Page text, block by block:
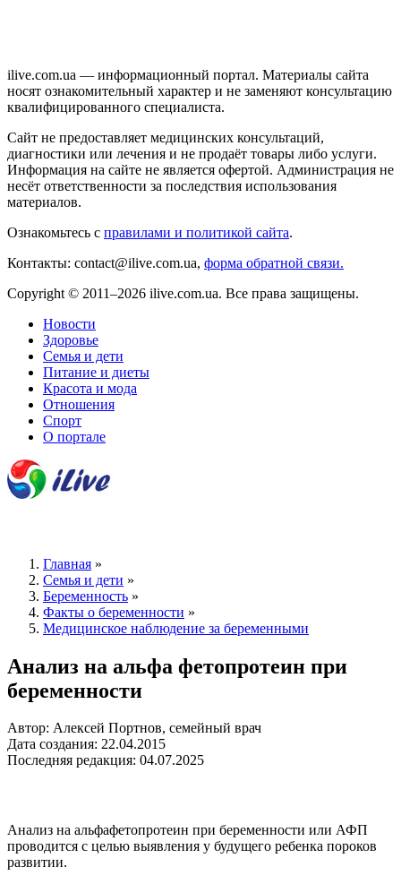
ilive.com.ua — информационный портал. Материалы сайта
носят ознакомительный характер и не заменяют консультацию
квалифицированного специалиста.
Сайт не предоставляет медицинских консультаций,
диагностики или лечения и не продаёт товары либо услуги.
Информация на сайте не является офертой. Администрация не
несёт ответственности за последствия использования
материалов.
Ознакомьтесь с правилами и политикой сайта.
Контакты: contact@ilive.com.ua, форма обратной связи.
Copyright © 2011–2026 ilive.com.ua. Все права защищены.
Новости
Здоровье
Семья и дети
Питание и диеты
Красота и мода
Отношения
Спорт
О портале
Главная »
Семья и дети »
Беременность »
Факты о беременности »
Медицинское наблюдение за беременными
Анализ на альфа фетопротеин при
беременности
Автор: Алексей Портнов, семейный врач
Дата создания: 22.04.2015
Последняя редакция: 04.07.2025
Анализ на альфафетопротеин при беременности или АФП
проводится с целью выявления у будущего ребенка пороков
развитии.